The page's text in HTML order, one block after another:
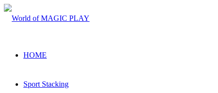
HOME
Sport Stacking